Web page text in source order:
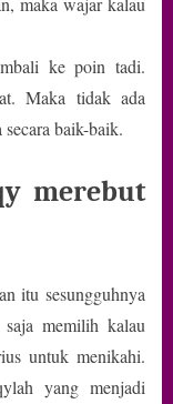
ke poin tadi.
Maka tidak ada
baik-baik.
merebut
itu sesungguhnya
memilih kalau
untuk menikahi.
yang menjadi